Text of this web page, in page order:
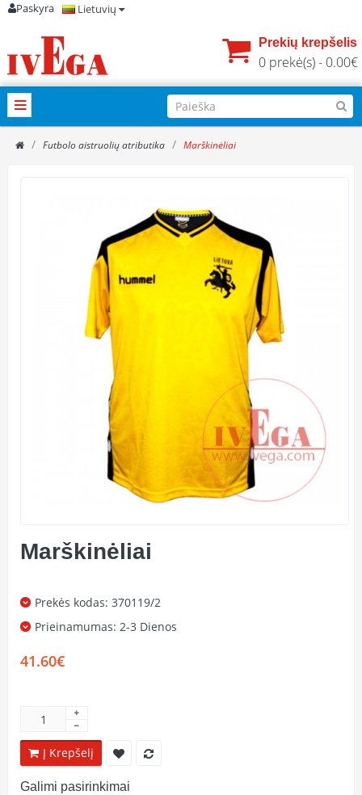
Paskyra Lietuvių
Prekių krepšelis
0 prekė(s) - 0.00€
Futbolo aistruolių atributika Marškinėliai
Marškinėliai
Prekės kodas: 370119/2
Prieinamumas: 2-3 Dienos
41.60€
Į Krepšelį
Galimi pasirinkimai